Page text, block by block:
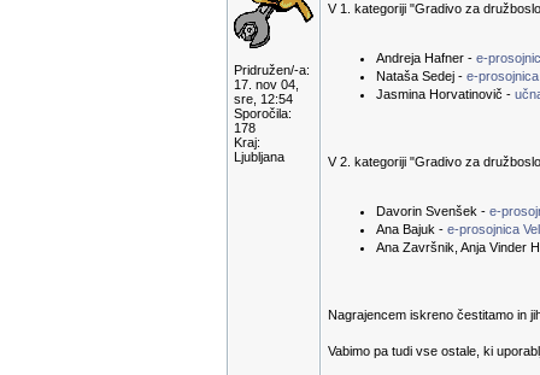
Pridružen/-a:
17. nov 04,
sre, 12:54
Sporočila:
178
Kraj:
Ljubljana
V 1. kategoriji "Gradivo za
Andreja Hafner - e-
Nataša Sedej - e-
Jasmina Horvatinovič -
V 2. kategoriji "Gradivo za
Davorin Svenšek - e-
Ana Bajuk - e-prosojnica
Ana Završnik, Anja Vinder
Nagrajencem iskreno čestitamo in
Vabimo pa tudi vse ostale, ki